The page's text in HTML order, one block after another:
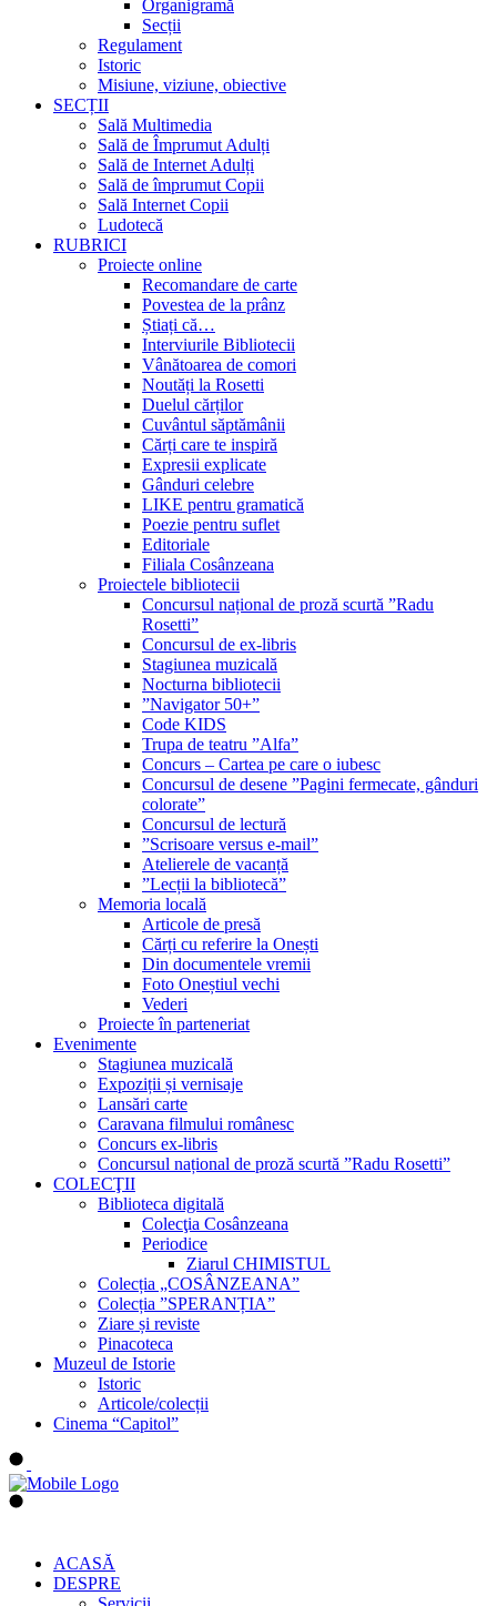
Organigramă
Secții
Regulament
Istoric
Misiune, viziune, obiective
SECȚII
Sală Multimedia
Sală de Împrumut Adulți
Sală de Internet Adulți
Sală de împrumut Copii
Sală Internet Copii
Ludotecă
RUBRICI
Proiecte online
Recomandare de carte
Povestea de la prânz
Știați că…
Interviurile Bibliotecii
Vânătoarea de comori
Noutăți la Rosetti
Duelul cărților
Cuvântul săptămânii
Cărți care te inspiră
Expresii explicate
Gânduri celebre
LIKE pentru gramatică
Poezie pentru suflet
Editoriale
Filiala Cosânzeana
Proiectele bibliotecii
Concursul național de proză scurtă ”Radu
Rosetti”
Concursul de ex-libris
Stagiunea muzicală
Nocturna bibliotecii
”Navigator 50+”
Code KIDS
Trupa de teatru ”Alfa”
Concurs – Cartea pe care o iubesc
Concursul de desene ”Pagini fermecate, gânduri
colorate”
Concursul de lectură
”Scrisoare versus e-mail”
Atelierele de vacanță
”Lecții la bibliotecă”
Memoria locală
Articole de presă
Cărți cu referire la Onești
Din documentele vremii
Foto Oneștiul vechi
Vederi
Proiecte în parteneriat
Evenimente
Stagiunea muzicală
Expoziții și vernisaje
Lansări carte
Caravana filmului românesc
Concurs ex-libris
Concursul național de proză scurtă ”Radu Rosetti”
COLECŢII
Biblioteca digitală
Colecţia Cosânzeana
Periodice
Ziarul CHIMISTUL
Colecția „COSÂNZEANA”
Colecția ”SPERANȚIA”
Ziare și reviste
Pinacoteca
Muzeul de Istorie
Istoric
Articole/colecții
Cinema “Capitol”
ACASĂ
DESPRE